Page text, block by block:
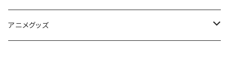
きみがいちばんCAFE
ALICEの館35
flagLABO
絵師100人展 14
アニメグッズ